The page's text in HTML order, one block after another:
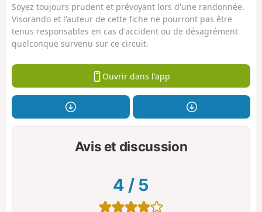
Soyez toujours prudent et prévoyant lors d'une randonnée.
Visorando et l'auteur de cette fiche ne pourront pas être
tenus responsables en cas d'accident ou de désagrément
quelconque survenu sur ce circuit.
Ouvrir dans l'app
Avis et discussion
4 / 5